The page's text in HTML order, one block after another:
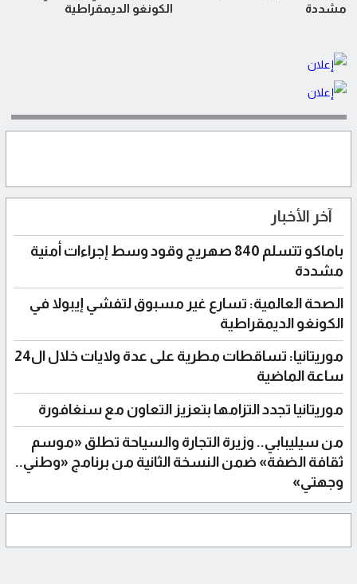
مشددة
الكونغو الديمقراطية
آخر الأخبار
باماكو تتسلم 840 صهريج وقود وسط إجراءات أمنية
مشددة
الصحة العالمية: تسارع غير مسبوق لتفشي إيبولا في
الكونغو الديمقراطية
موريتانيا: تساقطات مطرية على عدة ولايات خلال ال24
ساعة الماضية
موريتانيا تجدد التزامها بتعزيز التعاون مع سنغافورة
من سيليبابي.. وزيرة التجارة والسياحة تطلق «موسم
ثقافة الضفة» ضمن النسخة الثانية من برنامج «وطني..
وجهتي»